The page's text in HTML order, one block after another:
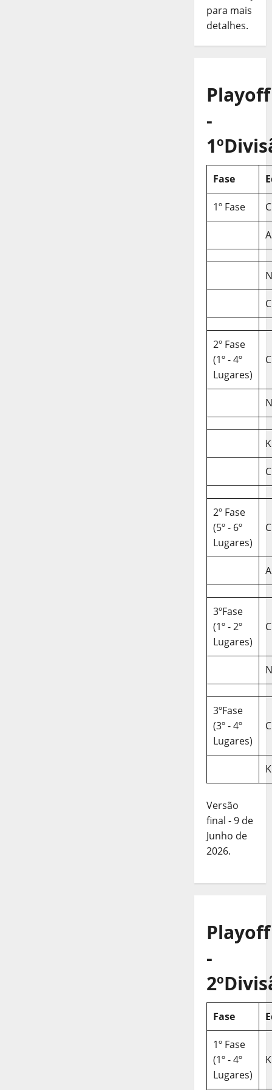
para mais
detalhes.
Playoff
-
Fase
1º Fase
2º Fase
(1º - 4º
Lugares)
2º Fase
(5º - 6º
Lugares)
3ºFase
(1º - 2º
Lugares)
3ºFase
(3º - 4º
Lugares)
Versão
final - 9 de
Junho de
2026.
Playoff
-
Fase
1º Fase
(1º - 4º
Lugares)